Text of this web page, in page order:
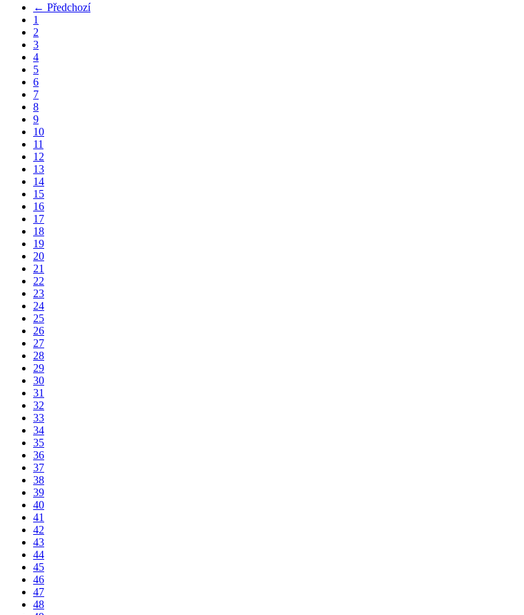
← Předchozí
1
2
3
4
5
6
7
8
9
10
11
12
13
14
15
16
17
18
19
20
21
22
23
24
25
26
27
28
29
30
31
32
33
34
35
36
37
38
39
40
41
42
43
44
45
46
47
48